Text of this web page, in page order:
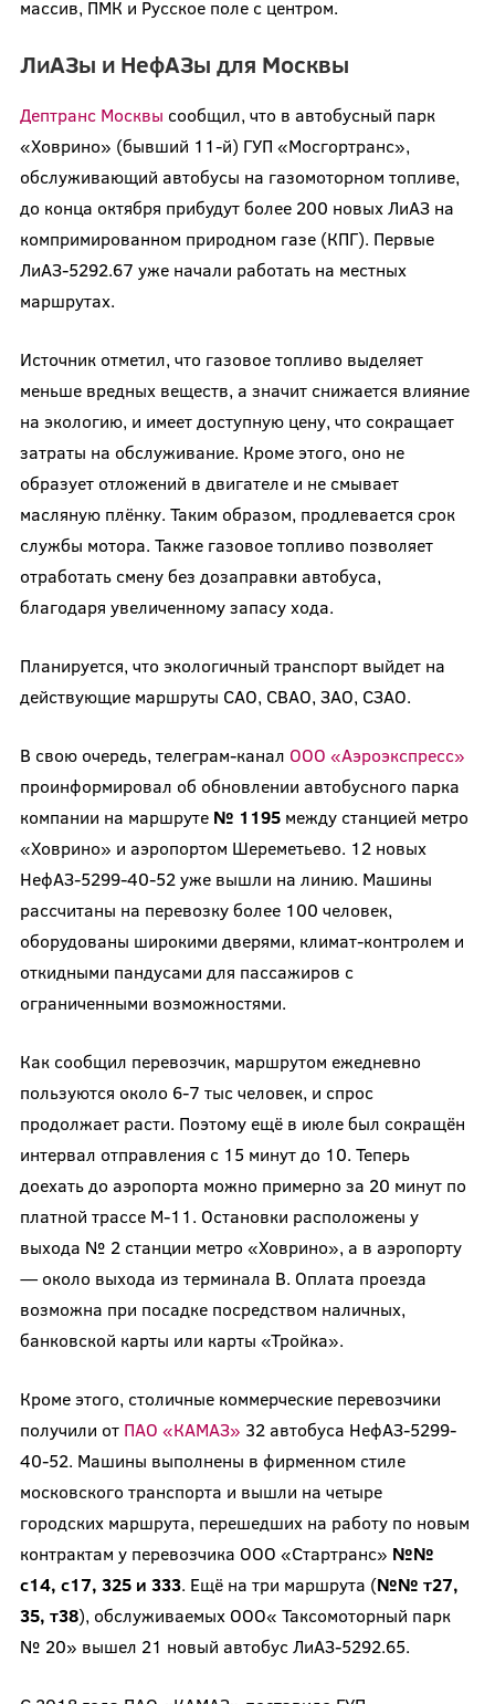
массив, ПМК и Русское поле с центром.
ЛиАЗы и НефАЗы для Москвы
Дептранс Москвы сообщил, что в автобусный парк
«Ховрино» (бывший 11-й) ГУП «Мосгортранс»,
обслуживающий автобусы на газомоторном топливе,
до конца октября прибудут более 200 новых ЛиАЗ на
компримированном природном газе (КПГ). Первые
ЛиАЗ-5292.67 уже начали работать на местных
маршрутах.
Источник отметил, что газовое топливо выделяет
меньше вредных веществ, а значит снижается влияние
на экологию, и имеет доступную цену, что сокращает
затраты на обслуживание. Кроме этого, оно не
образует отложений в двигателе и не смывает
масляную плёнку. Таким образом, продлевается срок
службы мотора. Также газовое топливо позволяет
отработать смену без дозаправки автобуса,
благодаря увеличенному запасу хода.
Планируется, что экологичный транспорт выйдет на
действующие маршруты САО, СВАО, ЗАО, СЗАО.
В свою очередь, телеграм-канал ООО «Аэроэкспресс»
проинформировал об обновлении автобусного парка
компании на маршруте № 1195между станцией метро
«Ховрино» и аэропортом Шереметьево. 12 новых
НефАЗ-5299-40-52 уже вышли на линию. Машины
рассчитаны на перевозку более 100 человек,
оборудованы широкими дверями, климат-контролем и
откидными пандусами для пассажиров с
ограниченными возможностями.
Как сообщил перевозчик, маршрутом ежедневно
пользуются около 6-7 тыс человек, и спрос
продолжает расти. Поэтому ещё в июле был сокращён
интервал отправления с 15 минут до 10. Теперь
доехать до аэропорта можно примерно за 20 минут по
платной трассе М-11. Остановки расположены у
выхода № 2 станции метро «Ховрино», а в аэропорту
— около выхода из терминала В. Оплата проезда
возможна при посадке посредством наличных,
банковской карты или карты «Тройка».
Кроме этого, столичные коммерческие перевозчики
получили от ПАО «КАМАЗ» 32 автобуса НефАЗ-5299-
40-52. Машины выполнены в фирменном стиле
московского транспорта и вышли на четыре
городских маршрута, перешедших на работу по новым
контрактам у перевозчика ООО «Стартранс» №№
с14, с17, 325 и 333. Ещё на три маршрута (№№ т27,
35, т38), обслуживаемых ООО« Таксомоторный парк
№ 20» вышел 21 новый автобус ЛиАЗ-5292.65.